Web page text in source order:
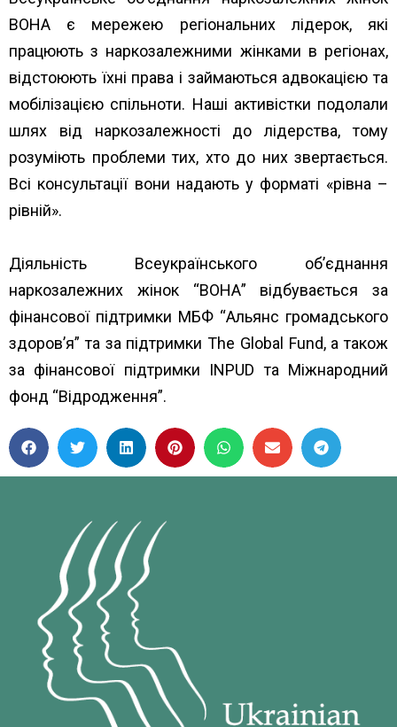
ВОНА є мережею регіональних лідерок, які
працюють з наркозалежними жінками в регіонах,
відстоюють їхні права і займаються адвокацією та
мобілізацією спільноти. Наші активістки подолали
шлях від наркозалежності до лідерства, тому
розуміють проблеми тих, хто до них звертається.
Всі консультації вони надають у форматі «рівна –
рівній».
Діяльність Всеукраїнського об’єднання
наркозалежних жінок “ВОНА” відбувається за
фінансової підтримки МБФ “Альянс громадського
здоров’я”та за підтримки The Global Fund, а також
за фінансової підтримки INPUD та Міжнародний
фонд “Відродження”.